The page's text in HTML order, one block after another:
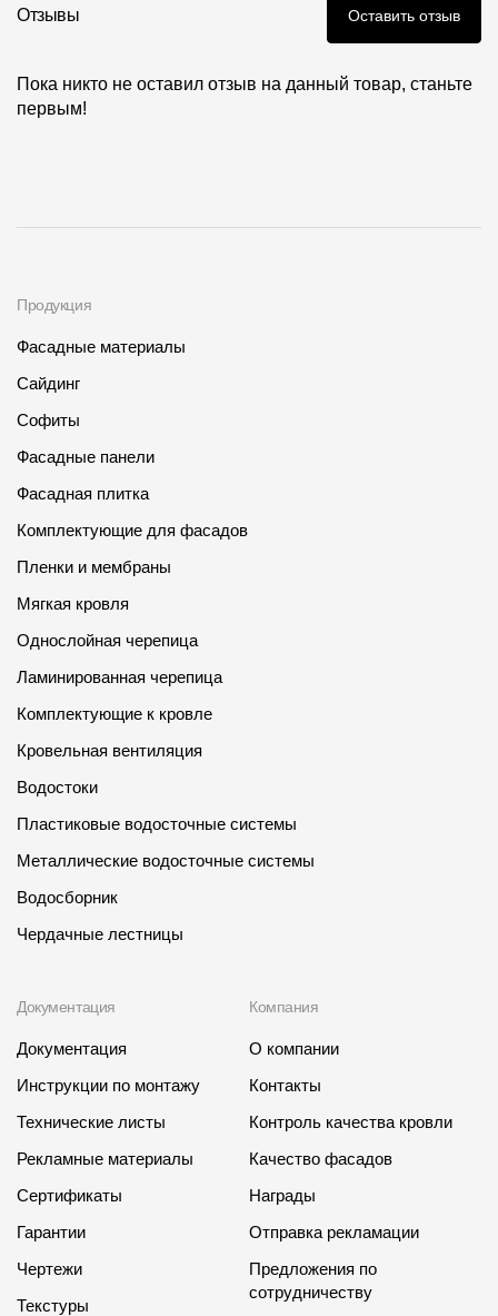
Алтайский край
8 800 100 71 45site@docke.ru
125212, Россия, Москва, Головинское ш., д. 5, стр. 1
Сб-Вс - выходной
Отзывы Оставить отзыв
Пока никто не оставил отзыв на данный товар, станьте
первым!
Продукция
Фасадные материалы
Сайдинг
Софиты
Фасадные панели
Фасадная плитка
Комплектующие для фасадов
Пленки и мембраны
Мягкая кровля
Однослойная черепица
Ламинированная черепица
Комплектующие к кровле
Кровельная вентиляция
Водостоки
Пластиковые водосточные системы
Металлические водосточные системы
Водосборник
Чердачные лестницы
Документация
Документация
Инструкции по монтажу
Технические листы
Рекламные материалы
Сертификаты
Гарантии
Чертежи
Текстуры
Компания
О компании
Контакты
Контроль качества кровли
Качество фасадов
Награды
Отправка рекламации
Предложения по
сотрудничеству